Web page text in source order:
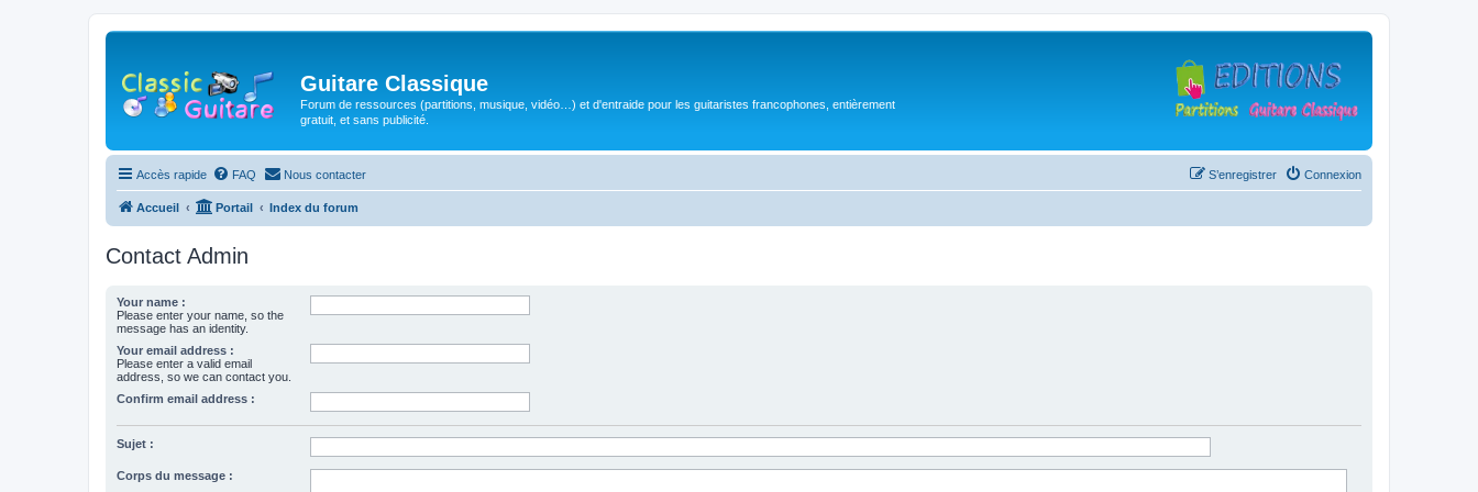
Guitare Classique
Forum de ressources (partitions, musique, vidéo…) et d'entraide pour les guitaristes francophones, entièrement
gratuit, et sans publicité.
Accès rapide FAQ Nous contacter Connexion
S’enregistrer
Accueil Portail Index du forum
Contact Admin
Your name :
Please enter your name, so the
message has an identity.
Your email address :
Please enter a valid email
address, so we can contact you.
Confirm email address :
Sujet :
Corps du message :